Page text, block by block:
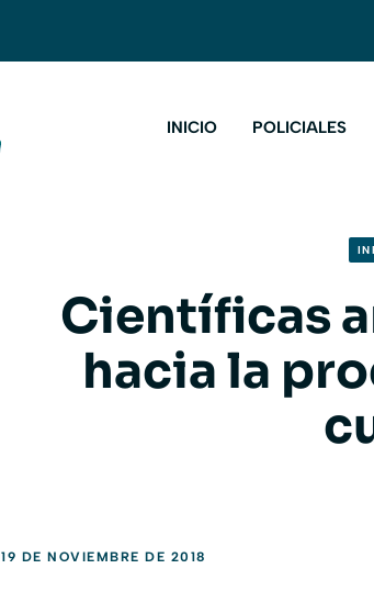
INICIO POLICIALES
Científicas
hacia la
19 DE NOVIEMBRE DE 2018